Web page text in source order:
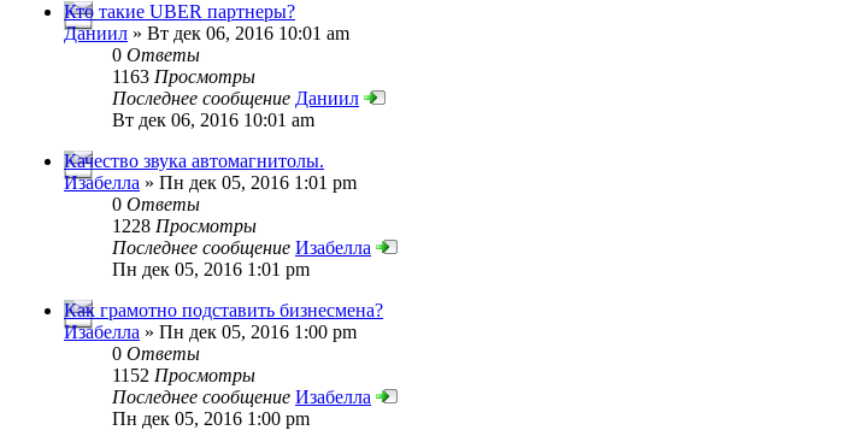
Кто такие UBER партнеры?
Даниил » Вт дек 06, 2016 10:01 am
0 Ответы
1163 Просмотры
Последнее сообщение Даниил
Вт дек 06, 2016 10:01 am
Качество звука автомагнитолы.
Изабелла » Пн дек 05, 2016 1:01 pm
0 Ответы
1228 Просмотры
Последнее сообщение Изабелла
Пн дек 05, 2016 1:01 pm
Как грамотно подставить бизнесмена?
Изабелла » Пн дек 05, 2016 1:00 pm
0 Ответы
1152 Просмотры
Последнее сообщение Изабелла
Пн дек 05, 2016 1:00 pm